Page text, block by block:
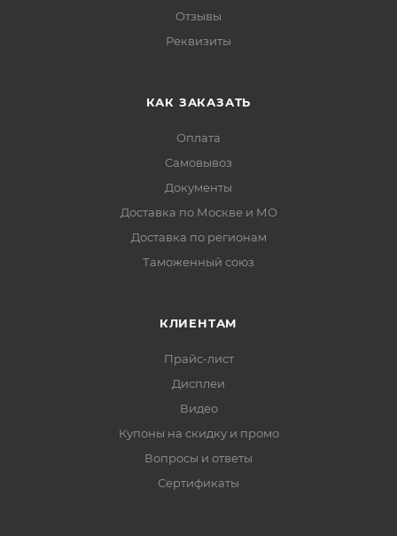
Отзывы
Реквизиты
КАК ЗАКАЗАТЬ
Оплата
Самовывоз
Документы
Доставка по Москве и МО
Доставка по регионам
Таможенный союз
КЛИЕНТАМ
Прайс-лист
Дисплеи
Видео
Купоны на скидку и промо
Вопросы и ответы
Сертификаты